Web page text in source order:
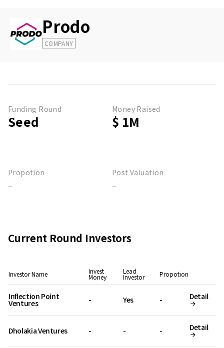
Prodo
COMPANY
Funding Round
Seed
Money Raised
$ 1M
Propotion
-
Post Valuation
-
Current Round Investors
Investor Name Invest
Money
Lead
Investor Propotion
Inflection Point
Ventures - Yes - Detail
Dholakia Ventures - - - Detail